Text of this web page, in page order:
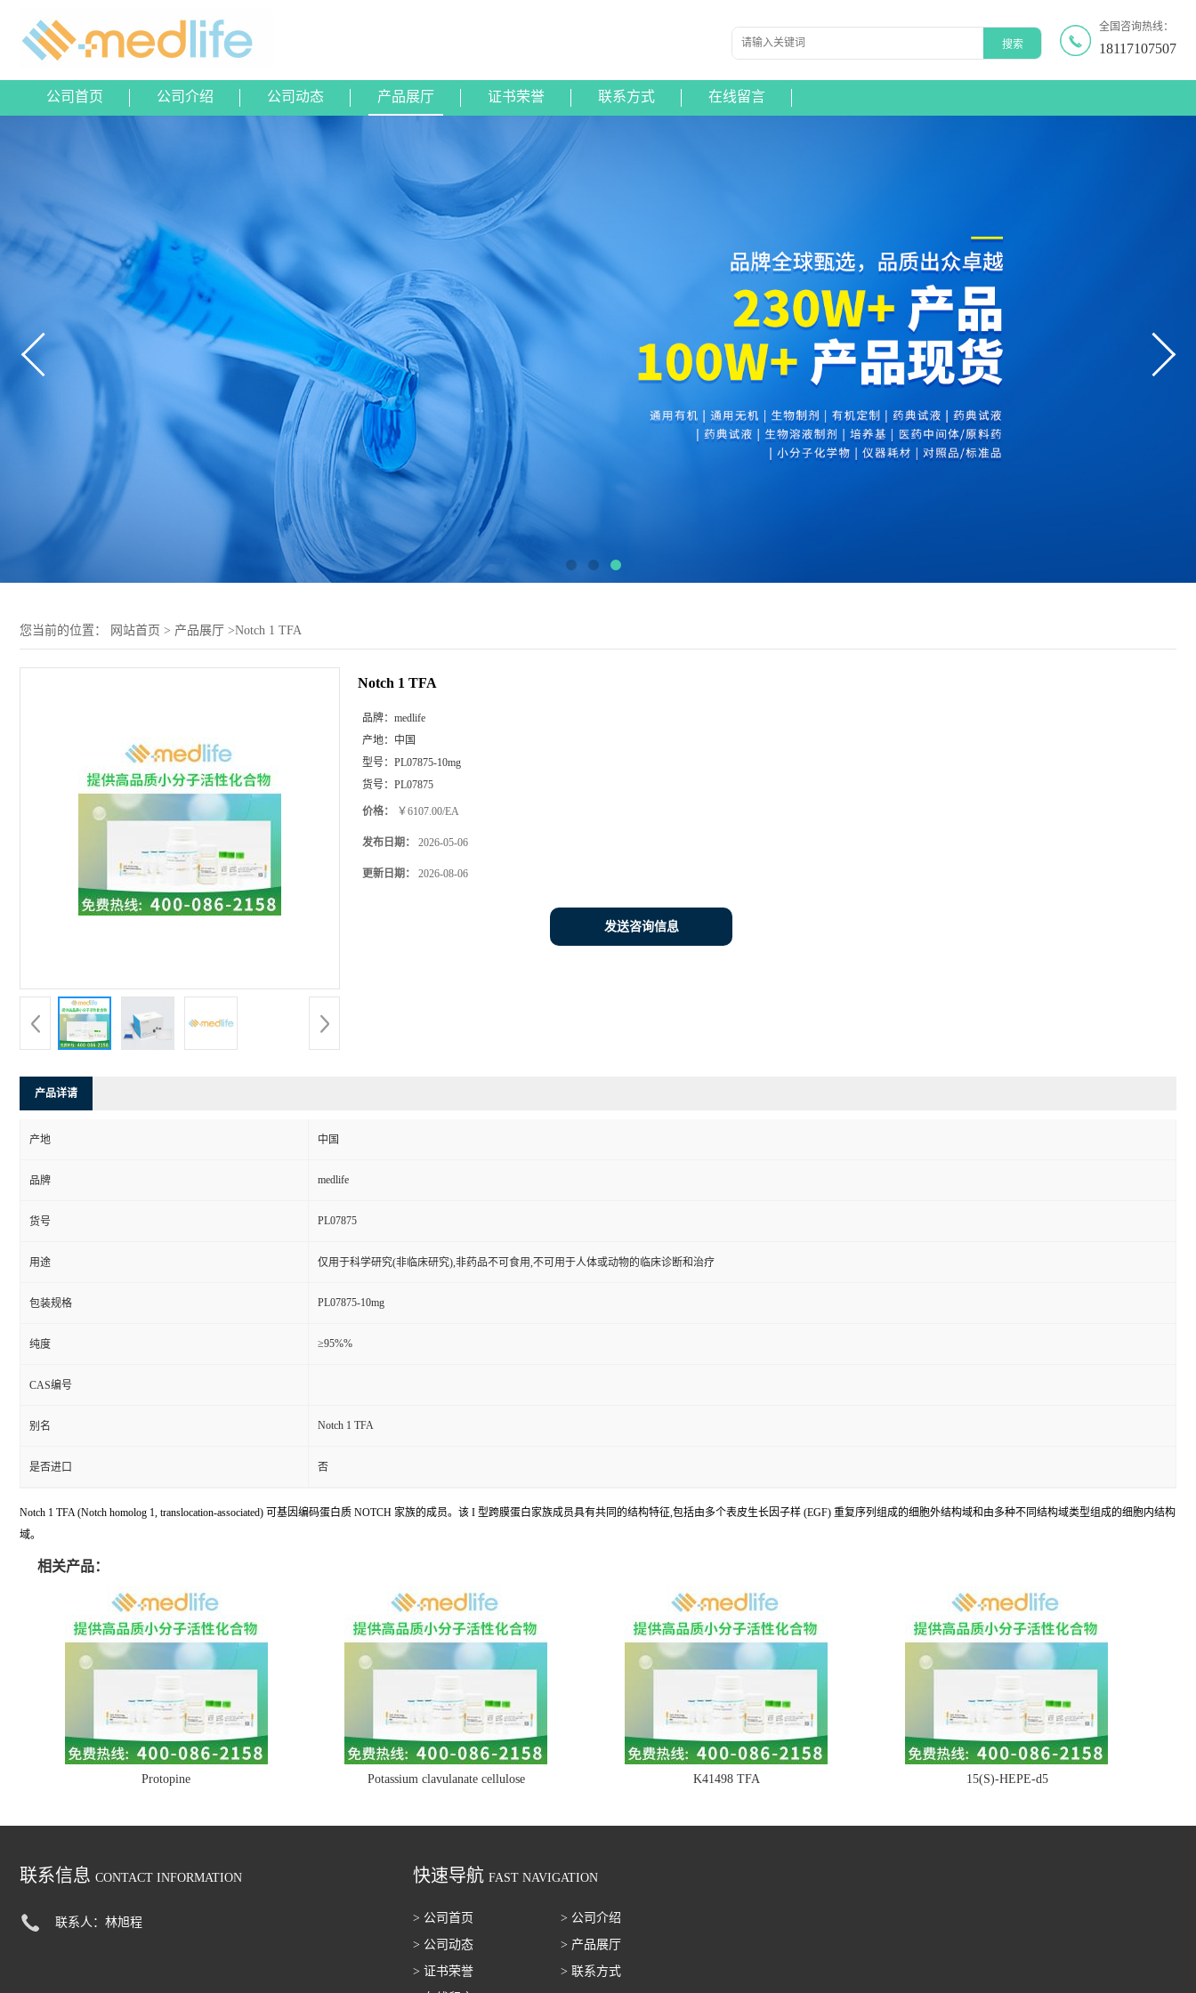
全国咨询热线：
18117107507
公司首页 公司介绍 公司动态 产品展厅 证书荣誉 联系方式 在线留言
您当前的位置： 网站首页 > 产品展厅 >Notch 1 TFA
Notch 1 TFA
品牌： medlife
产地： 中国
型号： PL07875-10mg
货号： PL07875
价格： ￥6107.00/EA
发布日期： 2026-05-06
更新日期： 2026-08-06
发送咨询信息
产品详请
产地 中国
品牌 medlife
货号 PL07875
用途 仅用于科学研究(非临床研究),非药品不可食用,不可用于人体或动物的临床诊断和治疗
包装规格 PL07875-10mg
纯度 ≥95%%
CAS编号
别名 Notch 1 TFA
是否进口 否
Notch 1 TFA (Notch homolog 1, translocation-associated) 可基因编码蛋白质 NOTCH 家族的成员。该 I 型跨膜蛋白家族成员具有共同的结构特征,包括由多个表皮生长因子样 (EGF) 重复序列组成的细胞外结构域和由多种不同结构域类型组成的细胞内结构
域。
相关产品：
Protopine Potassium clavulanate cellulose K41498 TFA 15(S)-HEPE-d5
联系信息 CONTACT INFORMATION
联系人：林旭程
快速导航 FAST NAVIGATION
> 公司首页
> 公司介绍
> 公司动态
> 产品展厅
> 证书荣誉
> 联系方式